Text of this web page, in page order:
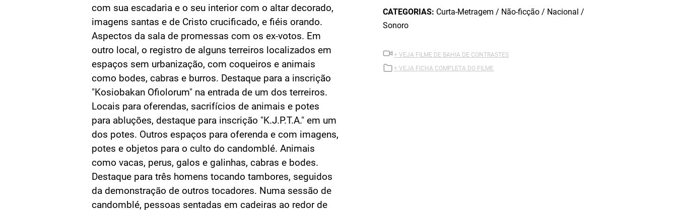
com sua escadaria e o seu interior com o altar decorado,
imagens santas e de Cristo crucificado, e fiéis orando.
Aspectos da sala de promessas com os ex-votos. Em
outro local, o registro de alguns terreiros localizados em
espaços sem urbanização, com coqueiros e animais
como bodes, cabras e burros. Destaque para a inscrição
"Kosiobakan Ofiolorum" na entrada de um dos terreiros.
Locais para oferendas, sacrifícios de animais e potes
para abluções, destaque para inscrição "K.J.P.T.A." em um
dos potes. Outros espaços para oferenda e com imagens,
potes e objetos para o culto do candomblé. Animais
como vacas, perus, galos e galinhas, cabras e bodes.
Destaque para três homens tocando tambores, seguidos
da demonstração de outros tocadores. Numa sessão de
candomblé, pessoas sentadas em cadeiras ao redor de
CATEGORIAS: Curta-Metragem / Não-ficção / Nacional /
Sonoro
+ VEJA FILME DE BAHIA DE CONTRASTES
+ VEJA FICHA COMPLETA DO FILME